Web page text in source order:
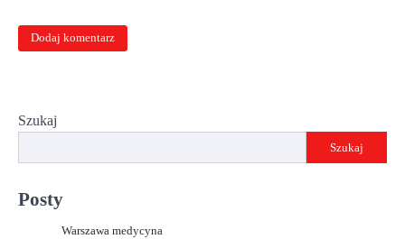
Szukaj
Szukaj
Posty
Warszawa medycyna